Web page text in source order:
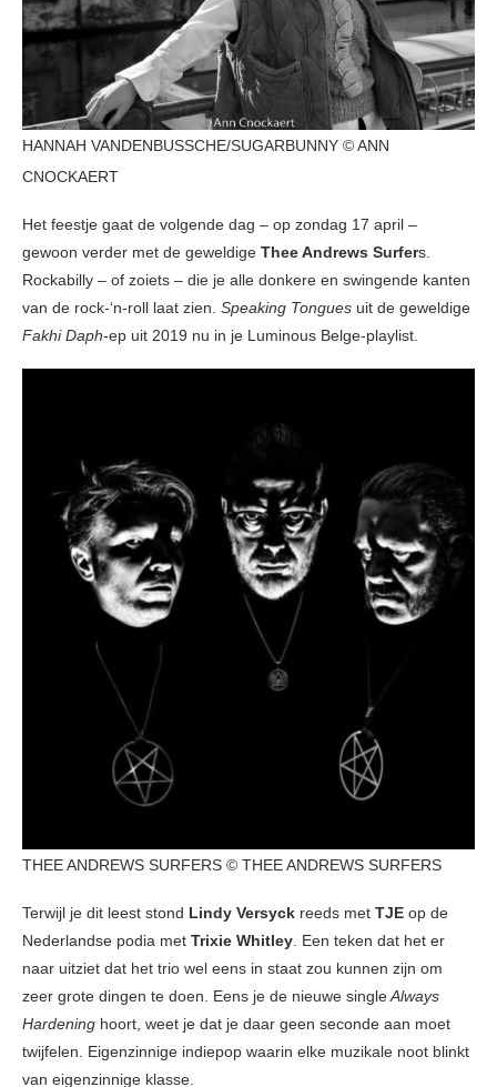
HANNAH VANDENBUSSCHE/SUGARBUNNY © ANN
CNOCKAERT
Het feestje gaat de volgende dag – op zondag 17 april –
gewoon verder met de geweldige Thee Andrews Surfers.
Rockabilly – of zoiets – die je alle donkere en swingende kanten
van de rock-‘n-roll laat zien. Speaking Tongues uit de geweldige
Fakhi Daph-ep uit 2019 nu in je Luminous Belge-playlist.
THEE ANDREWS SURFERS © THEE ANDREWS SURFERS
Terwijl je dit leest stond Lindy Versyck reeds met TJE op de
Nederlandse podia met Trixie Whitley . Een teken dat het er
naar uitziet dat het trio wel eens in staat zou kunnen zijn om
zeer grote dingen te doen. Eens je de nieuwe singleAlways
Hardening hoort, weet je dat je daar geen seconde aan moet
twijfelen. Eigenzinnige indiepop waarin elke muzikale noot blinkt
van eigenzinnige klasse.